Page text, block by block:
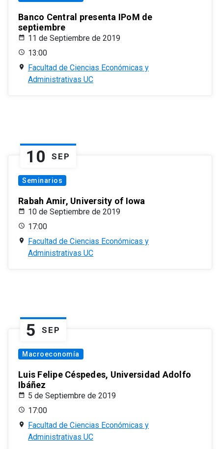
Banco Central presenta IPoM de
septiembre
11 de Septiembre de 2019
13:00
Facultad de Ciencias Económicas y
Administrativas UC
10 SEP
Seminarios
Rabah Amir, University of Iowa
10 de Septiembre de 2019
17:00
Facultad de Ciencias Económicas y
Administrativas UC
5 SEP
Macroeconomía
Luis Felipe Céspedes, Universidad Adolfo
Ibáñez
5 de Septiembre de 2019
17:00
Facultad de Ciencias Económicas y
Administrativas UC